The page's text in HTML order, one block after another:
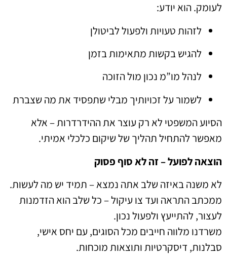
לעומק. הוא יודע:
לזהות טעויות ולפעול לביטולן
להגיש בקשות מתאימות בזמן
לנהל מו”מ נכון מול הזוכה
לשמור על זכויותיך מבלי שתפסיד את מה שצברת
הסיוע המשפטי לא רק עוצר את ההידרדרות – אלא
מאפשר להתחיל תהליך של שיקום כלכלי אמיתי.
הוצאה לפועל – זה לא סוף פסוק
לא משנה באיזה שלב אתה נמצא – תמיד יש מה לעשות.
ממכתב התראה ועד צו עיקול – כל שלב הוא הזדמנות
לעצור, להתייעץ ולפעול נכון.
משרדנו מלווה חייבים מכל הסוגים, עם יחס אישי,
סבלנות, דיסקרטיות ותוצאות מוכחות.